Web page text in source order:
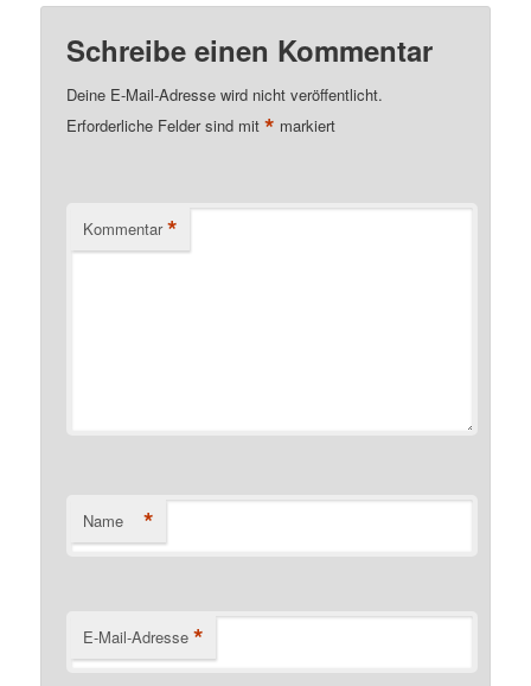
Schreibe einen Kommentar
Deine E-Mail-Adresse wird nicht veröffentlicht.
Erforderliche Felder sind mit* markiert
Kommentar *
Name *
E-Mail-Adresse *